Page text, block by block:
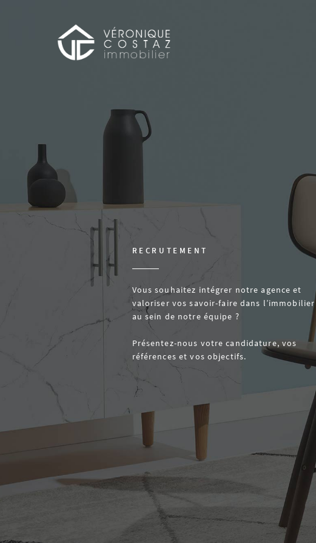
RECRUTEMENT
Vous souhaitez intégrer notre agence et
valoriser vos savoir-faire dans l’immobilier
au sein de notre équipe ?
Présentez-nous votre candidature, vos
références et vos objectifs.